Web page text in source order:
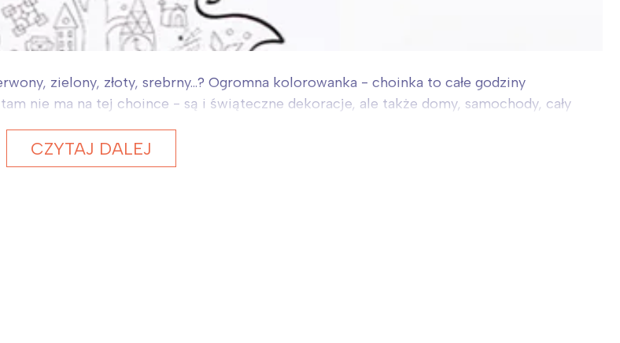
zielony, złoty, srebrny...? Ogromna kolorowanka - choinka to całe godziny
nie ma na tej choince - są i świąteczne dekoracje, ale także domy, samochody, cały
CZYTAJ DALEJ